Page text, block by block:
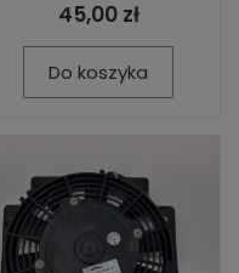
45,00 zł
Do koszyka